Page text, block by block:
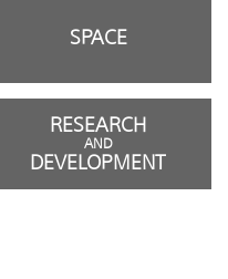
SPACE
RESEARCH
AND
DEVELOPMENT